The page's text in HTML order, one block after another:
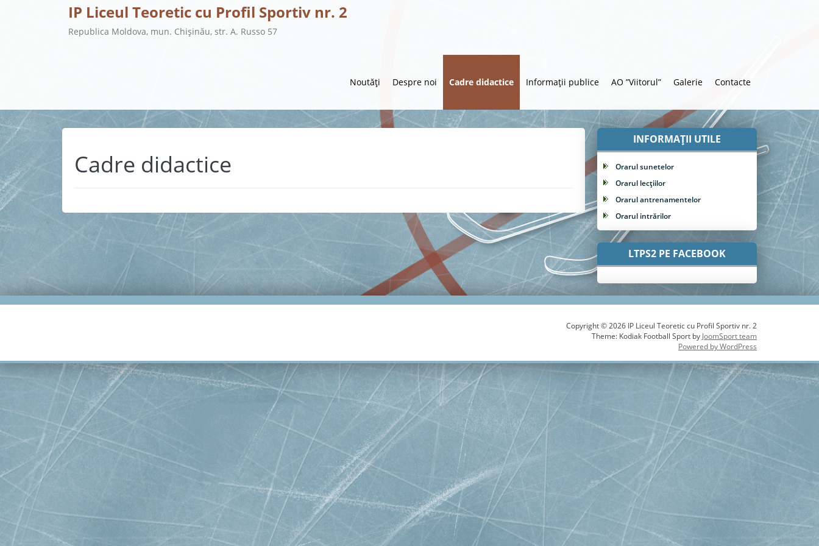
IP Liceul Teoretic cu Profil Sportiv nr. 2
Republica Moldova, mun. Chișinău, str. A. Russo 57
Noutăți Despre noi Cadre didactice Informații publice AO ”Viitorul” Galerie Contacte
Cadre didactice
INFORMAȚII UTILE
Orarul sunetelor
Orarul lecțiilor
Orarul antrenamentelor
Orarul intrărilor
LTPS2 PE FACEBOOK
Copyright © 2026 IP Liceul Teoretic cu Profil Sportiv nr. 2
Theme: Kodiak Football Sport by JoomSport team
Powered by WordPress